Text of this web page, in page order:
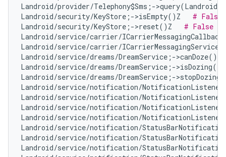
Landroid/provider/Telephony$Sms;-
Landroid/security/KeyStore;->isEmpty()Z # False
Landroid/security/KeyStore;->reset()Z # False
Landroid/service/carrier/
Landroid/service/carrier/
Landroid/service/dreams/DreamService;-
Landroid/service/dreams/DreamService;-
Landroid/service/dreams/DreamService;-
Landroid/service/notification/
Landroid/service/notification/
Landroid/service/notification/
Landroid/service/notification/
Landroid/service/notification/
Landroid/service/notification/
Landroid/service/notification/